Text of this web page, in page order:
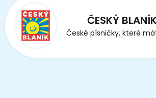
ČESKÝ
České písničky, které